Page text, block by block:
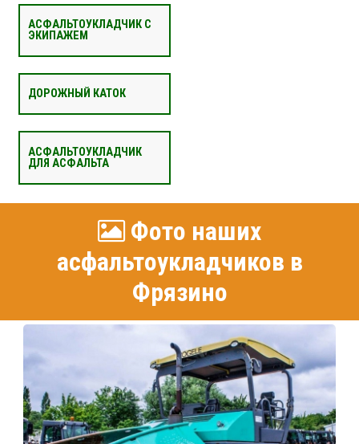
АСФАЛЬТОУКЛАДЧИК С
ЭКИПАЖЕМ
ДОРОЖНЫЙ КАТОК
АСФАЛЬТОУКЛАДЧИК
ДЛЯ АСФАЛЬТА
Фото наших
асфальтоукладчиков в
Фрязино